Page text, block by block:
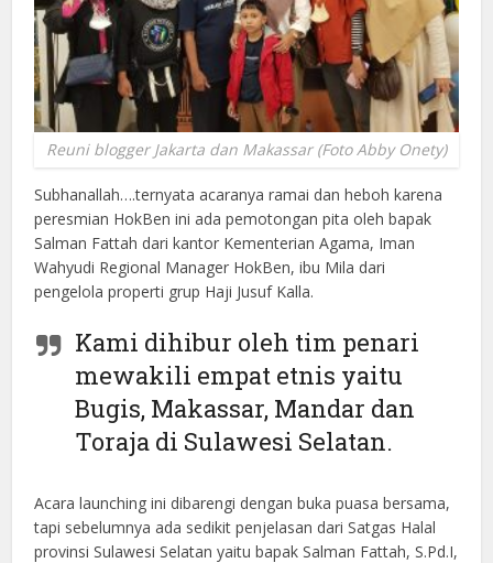
Reuni blogger Jakarta dan Makassar (Foto Abby Onety)
Subhanallah….ternyata acaranya ramai dan heboh karena
peresmian HokBen ini ada pemotongan pita oleh bapak
Salman Fattah dari kantor Kementerian Agama, Iman
Wahyudi Regional Manager HokBen, ibu Mila dari
pengelola properti grup Haji Jusuf Kalla.
Kami dihibur oleh tim penari
mewakili empat etnis yaitu
Bugis, Makassar, Mandar dan
Toraja di Sulawesi Selatan.
Acara launching ini dibarengi dengan buka puasa bersama,
tapi sebelumnya ada sedikit penjelasan dari Satgas Halal
provinsi Sulawesi Selatan yaitu bapak Salman Fattah, S.Pd.I,